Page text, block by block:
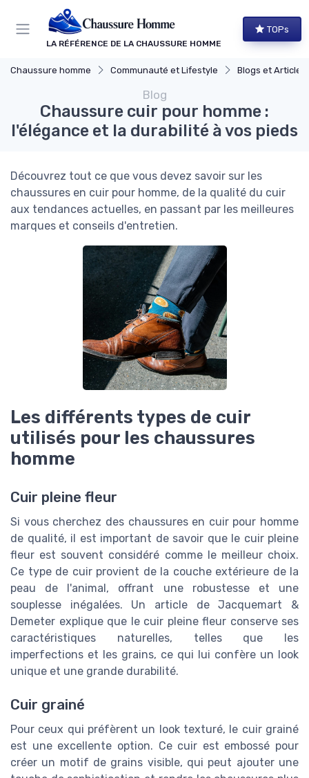
LA RÉFÉRENCE DE LA CHAUSSURE HOMME
TOPs
Chaussure homme Communauté et Lifestyle Blogs et Articles
Blog
Chaussure cuir pour homme :
l'élégance et la durabilité à vos pieds
Découvrez tout ce que vous devez savoir sur les
chaussures en cuir pour homme, de la qualité du cuir
aux tendances actuelles, en passant par les meilleures
marques et conseils d'entretien.
Les différents types de cuir
utilisés pour les chaussures
homme
Cuir pleine fleur
Si vous cherchez des chaussures en cuir pour homme
de qualité, il est important de savoir que le cuir pleine
fleur est souvent considéré comme le meilleur choix.
Ce type de cuir provient de la couche extérieure de la
peau de l'animal, offrant une robustesse et une
souplesse inégalées. Un article de Jacquemart &
Demeter explique que le cuir pleine fleur conserve ses
caractéristiques naturelles, telles que les
imperfections et les grains, ce qui lui confère un look
unique et une grande durabilité.
Cuir grainé
Pour ceux qui préfèrent un look texturé, le cuir grainé
est une excellente option. Ce cuir est embossé pour
créer un motif de grains visible, qui peut ajouter une
Panneau de gestion des cookies